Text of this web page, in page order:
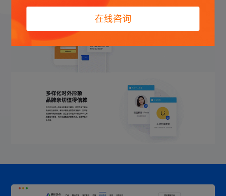
在线咨询